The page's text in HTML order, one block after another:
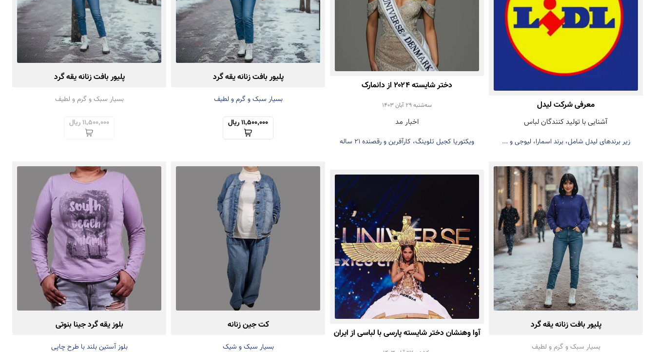
معرفی شرکت لیدل
آشنایی با تولید کنندگان لباس
زیر برندهای لیدل شامل، برند اسمارا، لیوجی و ...
دختر شایسته ۲۰۲۴ از دانمارک
سه‌شنبه 29 آبان 1403
اخبار مد
ویکتوریا کجیل تلوینگ، کارآفرین و رقصنده ۲۱ ساله
پلیور بافت زنانه یقه گرد
بسیار سبک و گرم و لطیف
11,500,000 ریال
پلیور بافت زنانه یقه گرد
بسیار سبک و گرم و لطیف
11,500,000 ریال
پلیور بافت زنانه یقه گرد
بسیار سبک و گرم و لطیف
آوا وهنشان دختر شایسته پارسی با لباسی از ایران
کت جین زنانه
بسیار سبک و شیک
بلوز یقه گرد جینا بنوتی
بلوز آستین بلند با طرح چاپی